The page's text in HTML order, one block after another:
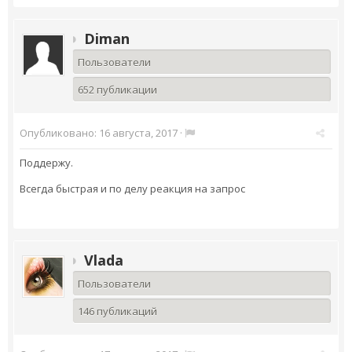
Diman
Пользователи
652 публикации
Опубликовано: 16 августа, 2017 ·
Поддержу.
Всегда быстрая и по делу реакция на запрос
Vlada
Пользователи
146 публикаций